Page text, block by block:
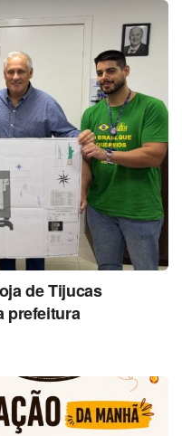
de Tijucas
prefeitura